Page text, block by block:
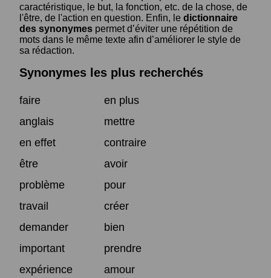
caractéristique, le but, la fonction, etc. de la chose, de
l'être, de l'action en question. Enfin, le dictionnaire
des synonymes permet d’éviter une répétition de
mots dans le même texte afin d’améliorer le style de
sa rédaction.
Synonymes les plus recherchés
faire
en plus
anglais
mettre
en effet
contraire
être
avoir
problème
pour
travail
créer
demander
bien
important
prendre
expérience
amour